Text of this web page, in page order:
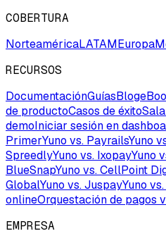
COBERTURA
NorteaméricaLATAMEuropa
RECURSOS
DocumentaciónGuíasBlog
de productoCasos de éxito
demoIniciar sesión en
PrimerYuno vs. PayrailsYuno
SpreedlyYuno vs. IxopayYuno
BlueSnapYuno vs. CellPoint
GlobalYuno vs. JuspayYuno
onlineOrquestación de pagos
EMPRESA